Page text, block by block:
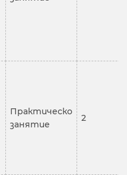
Практическо
занятие
2